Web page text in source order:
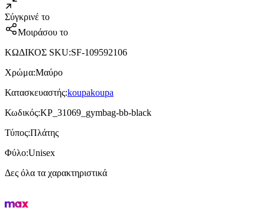
Σύγκρινέ το
Μοιράσου το
ΚΩΔΙΚΟΣ SKU:SF-109592106
Χρώμα:Μαύρο
Κατασκευαστής:koupakoupa
Κωδικός:KP_31069_gymbag-bb-black
Τύπος:Πλάτης
Φύλο:Unisex
Δες όλα τα χαρακτηριστικά